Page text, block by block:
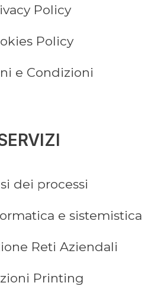
Policy
Policy
e Condizioni
dei processi
e sistemistica
Reti Aziendali
Printing